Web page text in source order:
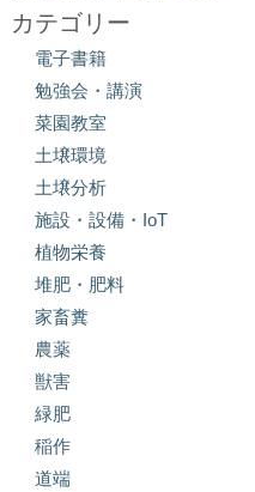
カテゴリー
電子書籍
勉強会・講演
菜園教室
土壌環境
土壌分析
施設・設備・IoT
植物栄養
堆肥・肥料
家畜糞
農薬
獣害
緑肥
稲作
道端